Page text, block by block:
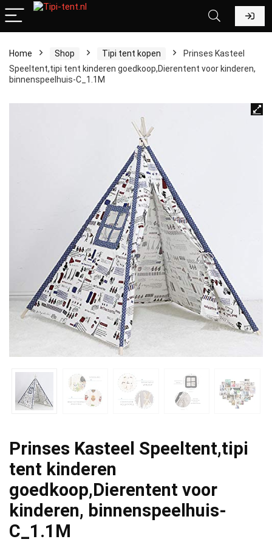
Home Shop Tipi tent kopen
Prinses Kasteel
Speeltent,tipi tent kinderen goedkoop,Dierentent voor kinderen,
binnenspeelhuis-C_1.1M
Prinses Kasteel Speeltent,tipi
tent kinderen
goedkoop,Dierentent voor
kinderen, binnenspeelhuis-
C_1.1M